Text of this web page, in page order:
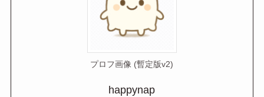
プロフ画像 (暫定版v2)
happynap